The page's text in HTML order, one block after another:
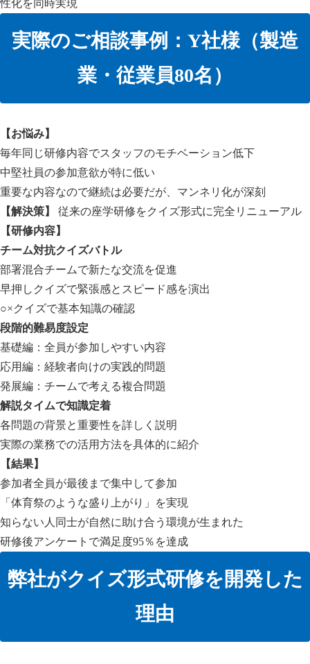
性化を同時実現
実際のご相談事例：Y社様（製造
業・従業員80名）
【お悩み】
毎年同じ研修内容でスタッフのモチベーション低下
中堅社員の参加意欲が特に低い
重要な内容なので継続は必要だが、マンネリ化が深刻
【解決策】
従来の座学研修をクイズ形式に完全リニューアル
【研修内容】
チーム対抗クイズバトル
部署混合チームで新たな交流を促進
早押しクイズで緊張感とスピード感を演出
○×クイズで基本知識の確認
段階的難易度設定
基礎編：全員が参加しやすい内容
応用編：経験者向けの実践的問題
発展編：チームで考える複合問題
解説タイムで知識定着
各問題の背景と重要性を詳しく説明
実際の業務での活用方法を具体的に紹介
【結果】
参加者全員が最後まで集中して参加
「体育祭のような盛り上がり」を実現
知らない人同士が自然に助け合う環境が生まれた
研修後アンケートで満足度95％を達成
弊社がクイズ形式研修を開発した
理由